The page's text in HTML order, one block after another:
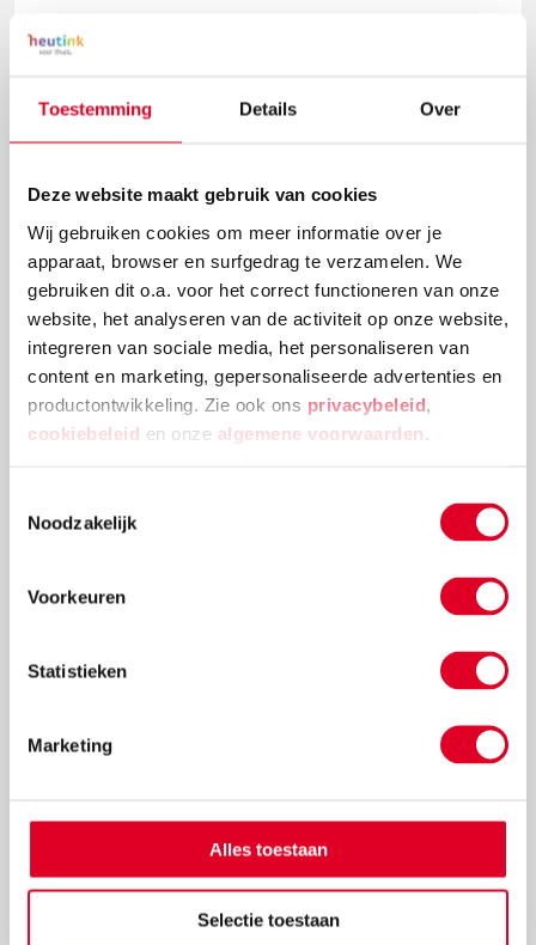
Toestemming Details Over
Deze website maakt gebruik van cookies
Wij gebruiken cookies om meer informatie over je
apparaat, browser en surfgedrag te verzamelen. We
gebruiken dit o.a. voor het correct functioneren van onze
website, het analyseren van de activiteit op onze website,
integreren van sociale media, het personaliseren van
content en marketing, gepersonaliseerde advertenties en
productontwikkeling. Zie ook ons privacybeleid
cookiebeleid en onze algemene voorwaarden
Noodzakelijk
Voorkeuren
Statistieken
Marketing
Alles toestaan
Selectie toestaan
Knutselidee: kerstballenboom maken
Deze kerstballenboom is een echte eyecatcher! Plak
verschillende groottes van kerstballen en
Lees meer
Knutselidee: kersthanger met ballen